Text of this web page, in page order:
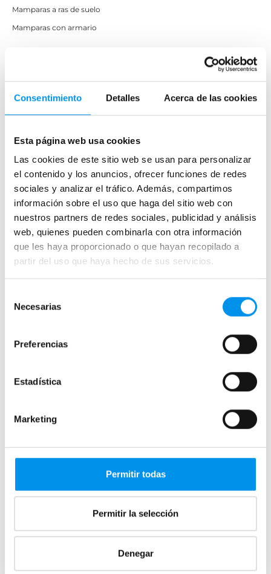
Consentimiento Detalles Acerca de las cookies
Esta página web usa cookies
Las cookies de este sitio web se usan para personalizar
el contenido y los anuncios, ofrecer funciones de redes
sociales y analizar el tráfico. Además, compartimos
información sobre el uso que haga del sitio web con
nuestros partners de redes sociales, publicidad y análisis
web, quienes pueden combinarla con otra información
que les haya proporcionado o que hayan recopilado a
partir del uso que haya hecho de sus servicios.
Necesarias
Preferencias
Estadística
Marketing
Permitir todas
Permitir la selección
Denegar
Mamparas a ras de suelo
Mamparas con armario
Mamparas de perfilería aluminio plata brillo
Mamparas de ducha perfilería negra
Mamparas de perfilería blanca
Mamparas de perfilería oro rosa
Mamparas de perfilería dorada
Mamparas de colores
Mamparas de ducha baratas con perfil negro
Mamparas por medidas
Mamparas 60x60
Mamparas 70x90
Semicirculares 80x80
Pequeñas bañera